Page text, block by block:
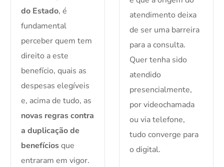
do Estado, é
fundamental
perceber quem tem
direito a este
benefício, quais as
despesas elegíveis
e, acima de tudo, as
novas regras contra
a duplicação de
benefíciosque
entraram em vigor.
atendimento deixa
de ser uma barreira
para a consulta.
Quer tenha sido
atendido
presencialmente,
por videochamada
ou via telefone,
tudo converge para
o digital.